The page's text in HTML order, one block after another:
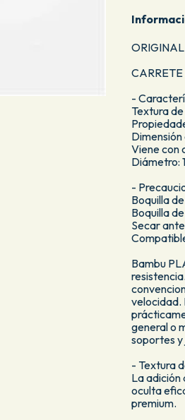
ORIGINAL
-
Textura
Viene con
Diámetro:
-
Boquilla
Boquilla
Secar
Bambu
velocidad.
general o
soportes
- Textura
La adición
oculta
premium.